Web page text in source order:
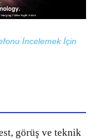
İncelemek İçin
görüş ve teknik